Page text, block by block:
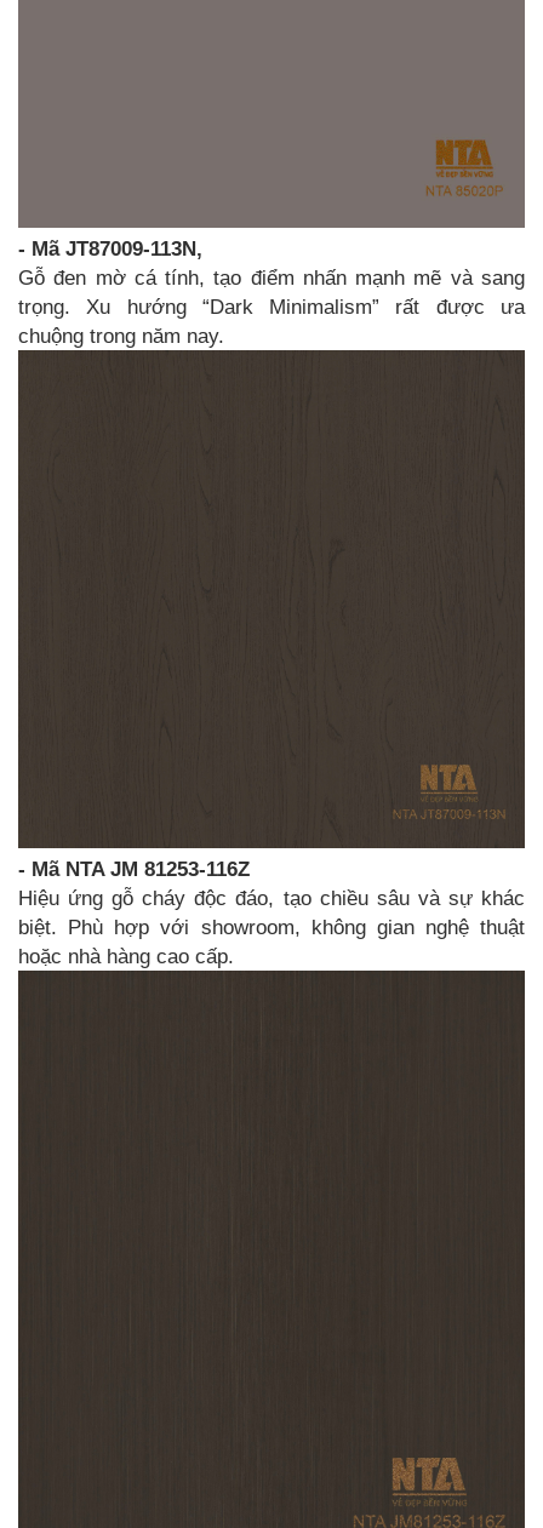
- Mã JT87009-113N,
Gỗ đen mờ cá tính, tạo điểm nhấn mạnh mẽ và sang
trọng. Xu hướng “Dark Minimalism” rất được ưa
chuộng trong năm nay.
- Mã NTA JM 81253-116Z
Hiệu ứng gỗ cháy độc đáo, tạo chiều sâu và sự khác
biệt. Phù hợp với showroom, không gian nghệ thuật
hoặc nhà hàng cao cấp.